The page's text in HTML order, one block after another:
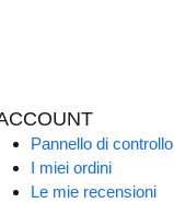
Pannello di controllo
I miei ordini
Le mie recensioni